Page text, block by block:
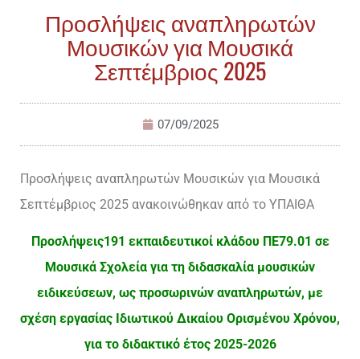
Προσλήψεις αναπληρωτών
Μουσικών για Μουσικά
Σεπτέμβριος 2025
07/09/2025
Προσλήψεις αναπληρωτών Μουσικών για Μουσικά
Σεπτέμβριος 2025 ανακοινώθηκαν από το ΥΠΑΙΘΑ
Προσλήψεις191 εκπαιδευτικοί κλάδου ΠΕ79.01 σε
Μουσικά Σχολεία για τη διδασκαλία μουσικών
ειδικεύσεων, ως προσωρινών αναπληρωτών, με
σχέση εργασίας Ιδιωτικού Δικαίου Ορισμένου Χρόνου,
για το διδακτικό έτος 2025-2026